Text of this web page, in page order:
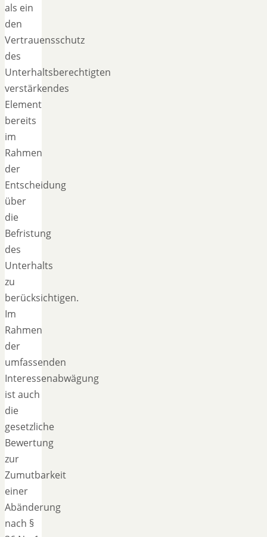
als ein
den
Vertrauensschutz
des
Unterhaltsberechtigten
verstärkendes
Element
bereits
im
Rahmen
der
Entscheidung
über
die
Befristung
des
Unterhalts
zu
berücksichtigen.
Im
Rahmen
der
umfassenden
Interessenabwägung
ist auch
die
gesetzliche
Bewertung
zur
Zumutbarkeit
einer
Abänderung
nach §